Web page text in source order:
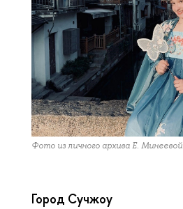
Фото из личного архива Е. Минеевой
Город Сучжоу